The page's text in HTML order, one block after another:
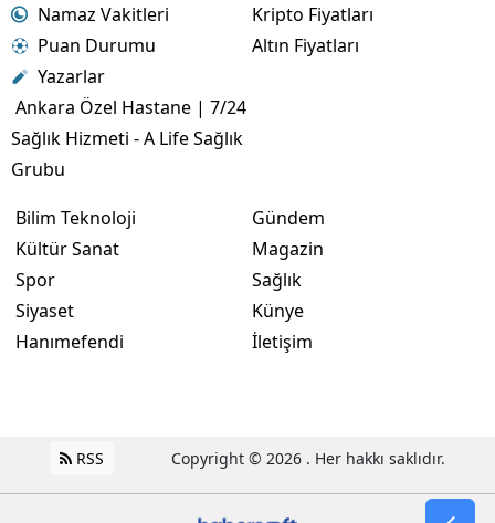
Namaz Vakitleri
Puan Durumu
Yazarlar
Ankara Özel Hastane | 7/24
Sağlık Hizmeti - A Life Sağlık
Grubu
Kripto Fiyatları
Altın Fiyatları
Bilim Teknoloji
Kültür Sanat
Spor
Siyaset
Hanımefendi
Gündem
Magazin
Sağlık
Künye
İletişim
RSS Copyright © 2026 . Her hakkı saklıdır.